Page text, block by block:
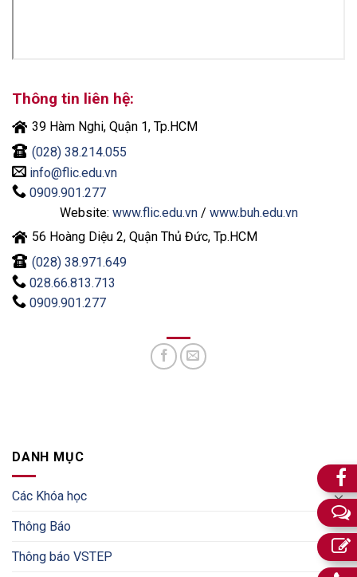
Thông tin liên hệ:
39 Hàm Nghi, Quận 1, Tp.HCM
(028) 38.214.055
info@flic.edu.vn
0909.901.277
Website: www.flic.edu.vn/ www.buh.edu.vn
56 Hoàng Diệu 2, Quận Thủ Đức, Tp.HCM
(028) 38.971.649
028.66.813.713
0909.901.277
DANH MỤC
Các Khóa học
Thông Báo
Thông báo VSTEP